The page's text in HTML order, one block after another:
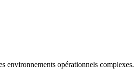
environnements opérationnels complexes.